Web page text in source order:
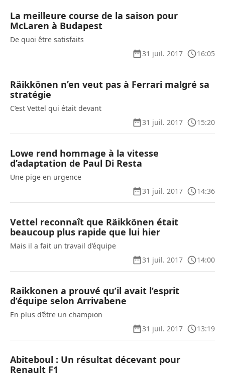
La meilleure course de la saison pour
McLaren à Budapest
De quoi être satisfaits
31 juil. 2017
16:05
Räikkönen n’en veut pas à Ferrari malgré sa
stratégie
C’est Vettel qui était devant
31 juil. 2017
15:20
Lowe rend hommage à la vitesse
d’adaptation de Paul Di Resta
Une pige en urgence
31 juil. 2017
14:36
Vettel reconnaît que Räikkönen était
beaucoup plus rapide que lui hier
Mais il a fait un travail d’équipe
31 juil. 2017
14:00
Raikkonen a prouvé qu’il avait l’esprit
d’équipe selon Arrivabene
En plus d’être un champion
31 juil. 2017
13:19
Abiteboul : Un résultat décevant pour
Renault F1